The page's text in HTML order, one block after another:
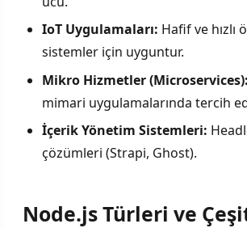
IoT Uygulamaları: Hafif ve hızlı
sistemler için uyguntur.
Mikro Hizmetler (Microservices):
mimari uygulamalarında tercih
İçerik Yönetim Sistemleri:
çözümleri (Strapi, Ghost).
Node.js Türleri ve